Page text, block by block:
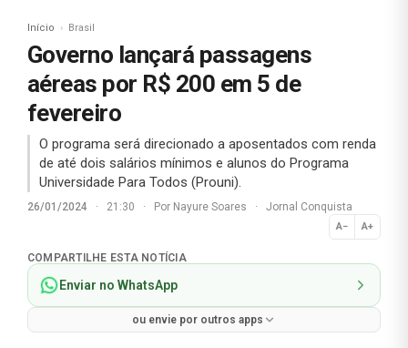
Início Brasil
Governo lançará passagens
aéreas por R$ 200 em 5 de
fevereiro
O programa será direcionado a aposentados com renda
de até dois salários mínimos e alunos do Programa
Universidade Para Todos (Prouni).
26/01/2024 · 21:30 · Por Nayure Soares · Jornal Conquista
A− A+
Normal
COMPARTILHE ESTA NOTÍCIA
Enviar no WhatsApp
ou envie por outros apps